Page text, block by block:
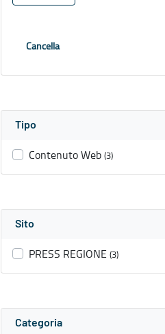
Cancella
Tipo
Contenuto Web (3)
Sito
PRESS REGIONE (3)
Categoria